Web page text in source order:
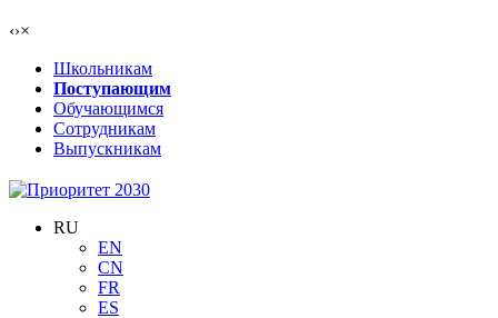
‹›×
Школьникам
Поступающим
Обучающимся
Сотрудникам
Выпускникам
RU
EN
CN
FR
ES